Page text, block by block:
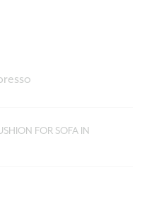
FOR SOFA IN